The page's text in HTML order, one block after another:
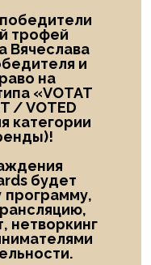
трофей
Вячеслава
и
на
«VOTAT
/VOTED
категории
будет
программу,
нетворкинг